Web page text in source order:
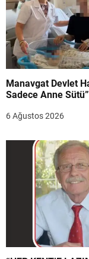
Manavgat Devlet
Sadece Anne Sütü”
6 Ağustos 2026